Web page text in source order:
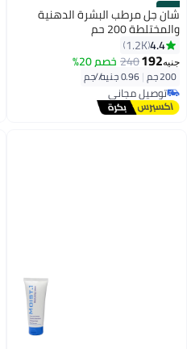
#19
شان جل مرطب البشرة الدهنية
والمختلطة 200 حم
4.4
1.2K
جنيه192
240 خصم 20%
200 جم |
توصيل مجاني
تم بيع +840 مؤخرًا
توصيل مجاني